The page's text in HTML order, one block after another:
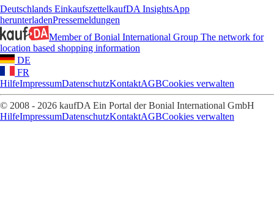
Deutschlands EinkaufszettelkaufDA InsightsApp
herunterladenPressemeldungen
Member of Bonial International Group The network for
location based shopping information
DE
FR
HilfeImpressumDatenschutzKontaktAGBCookies verwalten
© 2008 - 2026 kaufDA Ein Portal der Bonial International GmbH
HilfeImpressumDatenschutzKontaktAGBCookies verwalten